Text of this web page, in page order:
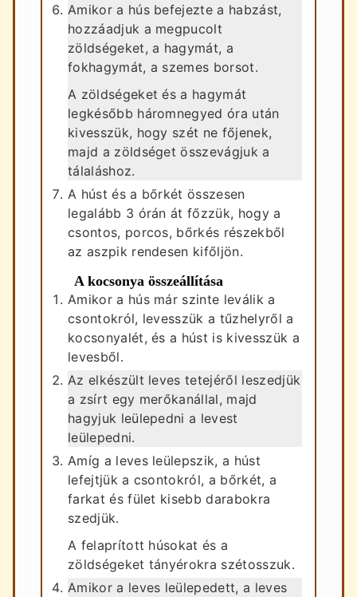
Amikor a hús befejezte a habzást,
hozzáadjuk a megpucolt
zöldségeket, a hagymát, a
fokhagymát, a szemes borsot.
A zöldségeket és a hagymát
legkésőbb háromnegyed óra után
kivesszük, hogy szét ne főjenek,
majd a zöldséget összevágjuk a
tálaláshoz.
A húst és a bőrkét összesen
legalább 3 órán át főzzük, hogy a
csontos, porcos, bőrkés részekből
az aszpik rendesen kifőljön.
A kocsonya összeállítása
Amikor a hús már szinte leválik a
csontokról, levesszük a tűzhelyről a
kocsonyalét, és a húst is kivesszük a
levesből.
Az elkészült leves tetejéről leszedjük
a zsírt egy merőkanállal, majd
hagyjuk leülepedni a levest
leülepedni.
Amíg a leves leülepszik, a húst
lefejtjük a csontokról, a bőrkét, a
farkat és fület kisebb darabokra
szedjük.
A felaprított húsokat és a
zöldségeket tányérokra szétosszuk.
Amikor a leves leülepedett, a leves